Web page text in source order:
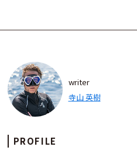
writer
寺山 英樹
PROFILE